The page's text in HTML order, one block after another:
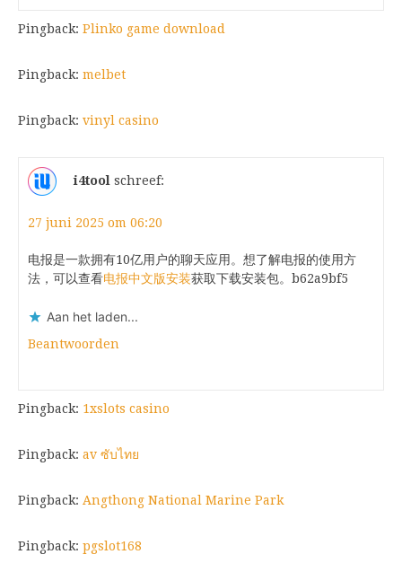
Pingback: Plinko game download
Pingback: melbet
Pingback: vinyl casino
i4tool schreef:
27 juni 2025 om 06:20
电报是一款拥有10亿用户的聊天应用。想了解电报的使用方
法，可以查看电报中文版安装获取下载安装包。b62a9bf5
Aan het laden...
Beantwoorden
Pingback: 1xslots casino
Pingback: av ซับไทย
Pingback: Angthong National Marine Park
Pingback: pgslot168